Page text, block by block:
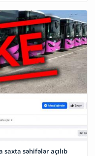
saxta səhifələr açılıb